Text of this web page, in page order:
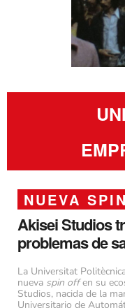
NUEVA
Akisei Studios
problemas de
La Universitat
nueva spin offen su
Studios, nacida de la
Universitario de